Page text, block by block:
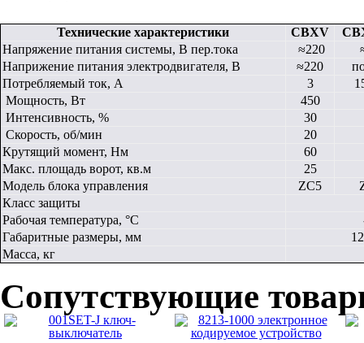
Технические характеристики CBXV
Напряжение питания системы, В пер.тока
≈220
Наприжение питания электродвигателя, В
≈220
Потребляемый ток, А
3
Мощность, Вт
450
Интенсивность, %
30
Скорость, об/мин
20
Крутящий момент, Нм
60
Макс. площадь ворот, кв.м
25
Модель блока управления
ZC5
Класс защиты
Рабочая температура, °C
Габаритные размеры, мм
Масса, кг
Сопутствующие